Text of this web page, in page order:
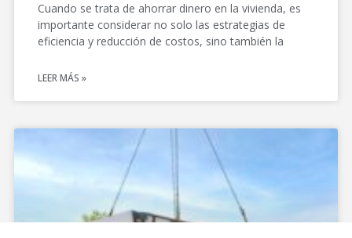
Cuando se trata de ahorrar dinero en la vivienda, es
importante considerar no solo las estrategias de
eficiencia y reducción de costos, sino también la
LEER MÁS »